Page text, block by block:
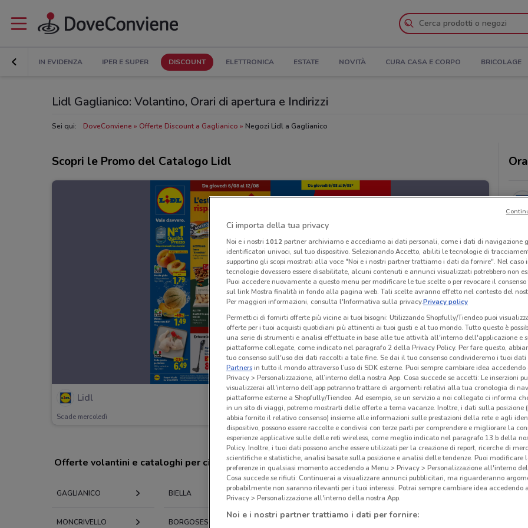
IN EVIDENZA IPER E SUPER DISCOUNT ELETTRONICA ESTATE NOVITÀ CURA CASA E CORPO BRICOLAGE
Lidl Gaglianico: Volantino, Orari di apertura e Indirizzi
Sei qui: DoveConviene Offerte Discount a Gaglianico Negozi Lidl a Gaglianico
Scopri le Promo del Catalogo Lidl
Lidl
Scade mercoledì 1.8 km
Offerte volantini e cataloghi per città nelle vicinanze
GAGLIANICO BIELLA IVREA PAVONE CANAVESE
MONCRIVELLO BORGOSESIA ROMAGNANO SESIA
Gli
Lidl
Ci importa della tua privacy
Noi e i nostri 1012partner archiviamo e accediamo ai dati personali, come i dati di navigazione
identificatori univoci, sul tuo dispositivo. Selezionando Accetto, abiliti le tecnologie di
supportino gli scopi mostrati alla voce "Noi e i nostri partner trattiamo i dati da fornire". Nel caso
tecnologie dovessero essere disabilitate, alcuni contenuti e annunci visualizzati potrebbero non
Puoi accedere nuovamente a questo menu per modificare le tue scelte o per revocare il
sul link Mostra finalità in fondo alla pagina web. Tali scelte avranno effetto nel contesto del
Per maggiori informazioni, consulta l'Informativa sulla privacy.Privacy policy
Permettici di fornirti offerte più vicine ai tuoi bisogni: Utilizzando Shopfully/Tiendeo puoi
offerte per i tuoi acquisti quotidiani più attinenti ai tuoi gusti e al tuo mondo. Tutto questo è
una serie di strumenti e analisi effettuate in base alle tue attività all'interno dell'applicazione e
piattaforme collegate, come indicato nel paragrafo 2 della Privacy Policy. Per fare questo,
tuo consenso sull'uso dei dati raccolti a tale fine. Se dai il tuo consenso condivideremo i tuoi dati
Partnersin tutto il mondo attraverso l’uso di SDK esterne. Puoi sempre cambiare idea accedendo
Privacy > Personalizzazione, all’interno della nostra App. Cosa succede se accetti: Le inserzioni
visualizzerai all'interno dell’app potranno trattare di argomenti relativi alla tua cronologia di
piattaforme esterne a Shopfully/Tiendeo. Ad esempio, se un servizio a noi collegato ci informa
in un sito di viaggi, potremo mostrarti delle offerte a tema vacanze. Inoltre, i dati sulla posizione
abbia fornito il relativo consenso) insieme alle informazioni sulle prestazioni della rete e agli
dispositivo, possono essere raccolte e condivisi con terze parti per comprendere e migliorare la
esperienze applicative sulle delle reti wireless, come meglio indicato nel paragrafo 13.b della
Policy. Inoltre, i tuoi dati possono anche essere utilizzati per la creazione di report, ricerche di
scientifiche e statistiche, analisi basate sulla posizione e analisi delle tendenze. Puoi modificare
preferenze in qualsiasi momento accedendo a Menu > Privacy > Personalizzazione all'interno
Cosa succede se rifiuti: Continuerai a visualizzare annunci pubblicitari, ma riguarderanno
probabilmente non saranno rilevanti per i tuoi interessi. Potrai sempre cambiare idea accedendo
Privacy > Personalizzazione all'interno della nostra App.
Noi e i nostri partner trattiamo i dati per fornire: